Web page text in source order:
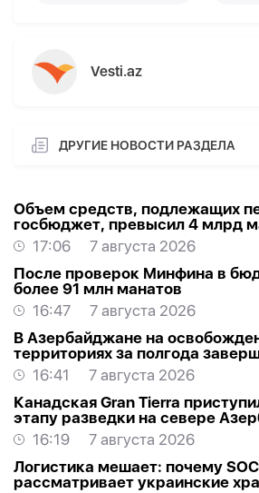
Vesti.az
ДРУГИЕ НОВОСТИ РАЗДЕЛА
Объем средств, подлежащих
госбюджет, превысил 4 млрд
17:06
7 августа 2026
После проверок Минфина в
более 91 млн манатов
16:47
7 августа 2026
В Азербайджане на
территориях за полгода
проектов
16:41
7 августа 2026
Канадская Gran Tierra
этапу разведки на севере
16:19
7 августа 2026
Логистика мешает: почему
рассматривает украинские